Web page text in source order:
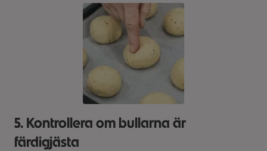
5. Kontrollera om bullarna är
färdigjästa